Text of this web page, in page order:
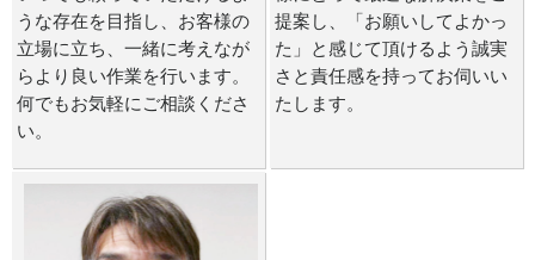
うな存在を目指し、お客様の
立場に立ち、一緒に考えなが
らより良い作業を行います。
何でもお気軽にご相談くださ
い。
提案し、「お願いしてよかっ
た」と感じて頂けるよう誠実
さと責任感を持ってお伺いい
たします。